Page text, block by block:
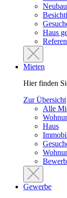
Haus
Mieten
Hier finden
Zur Übersicht
Alle
Haus
Gewerbe